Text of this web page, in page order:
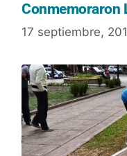
Conmemoraron
17 septiembre,